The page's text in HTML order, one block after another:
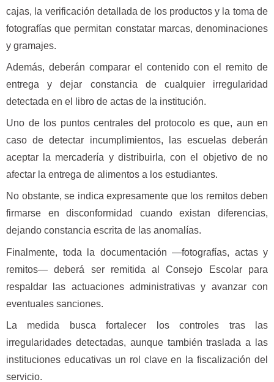
cajas, la verificación detallada de los productos y la toma de
fotografías que permitan constatar marcas, denominaciones
y gramajes.
Además, deberán comparar el contenido con el remito de
entrega y dejar constancia de cualquier irregularidad
detectada en el libro de actas de la institución.
Uno de los puntos centrales del protocolo es que, aun en
caso de detectar incumplimientos, las escuelas deberán
aceptar la mercadería y distribuirla, con el objetivo de no
afectar la entrega de alimentos a los estudiantes.
No obstante, se indica expresamente que los remitos deben
firmarse en disconformidad cuando existan diferencias,
dejando constancia escrita de las anomalías.
Finalmente, toda la documentación —fotografías, actas y
remitos— deberá ser remitida al Consejo Escolar para
respaldar las actuaciones administrativas y avanzar con
eventuales sanciones.
La medida busca fortalecer los controles tras las
irregularidades detectadas, aunque también traslada a las
instituciones educativas un rol clave en la fiscalización del
servicio.